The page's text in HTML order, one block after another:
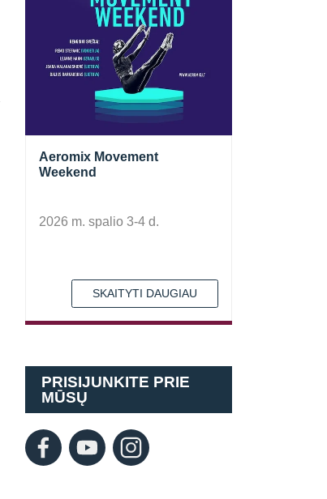
Aeromix Movement
Weekend
2026 m. spalio 3-4 d.
SKAITYTI DAUGIAU
PRISIJUNKITE PRIE
MŪSŲ